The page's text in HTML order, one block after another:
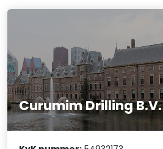
Curumim Drilling B.V.